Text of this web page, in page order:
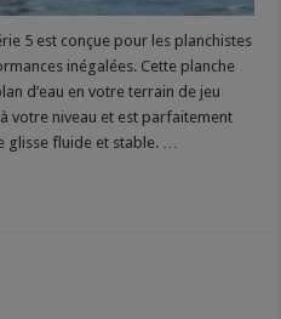
5 est conçue pour les planchistes
inégalées. Cette planche
d’eau en votre terrain de jeu
votre niveau et est parfaitement
glisse fluide et stable. …